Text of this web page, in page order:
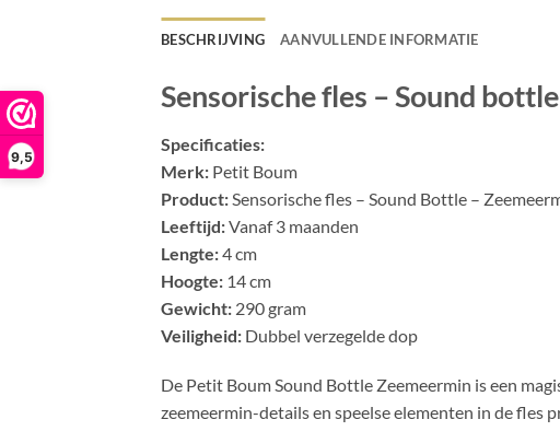
9,5
BESCHRIJVING AANVULLENDE INFORMATIE
Sensorische fles – Sound
Specificaties:
Merk: Petit Boum
Product:Sensorische fles – Sound Bottle –
Leeftijd:Vanaf 3 maanden
Lengte:4 cm
Hoogte: 14 cm
Gewicht: 290 gram
Veiligheid: Dubbel verzegelde dop
De Petit Boum Sound Bottle Zeemeermin is een
zeemeermin-details en speelse elementen in de fles